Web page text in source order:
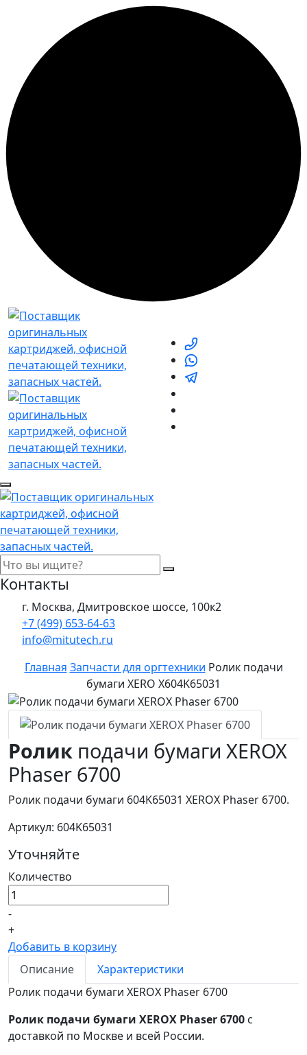
Контакты
г. Москва, Дмитровское шоссе, 100к2
+7 (499) 653-64-63
info@mitutech.ru
Главная Запчасти для оргтехники Ролик подачи
бумаги XERO X604K65031
Ролик подачи бумаги XEROX
Phaser 6700
Ролик подачи бумаги 604K65031 XEROX Phaser 6700.
Артикул: 604K65031
Уточняйте
Количество
-
+
Добавить в корзину
Описание
Характеристики
Ролик подачи бумаги XEROX Phaser 6700
Ролик подачи бумаги XEROX Phaser 6700 с
доставкой по Москве и всей России.